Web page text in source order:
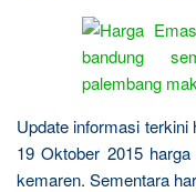
Update informasi
19 Oktober 2015
kemaren. Sementara